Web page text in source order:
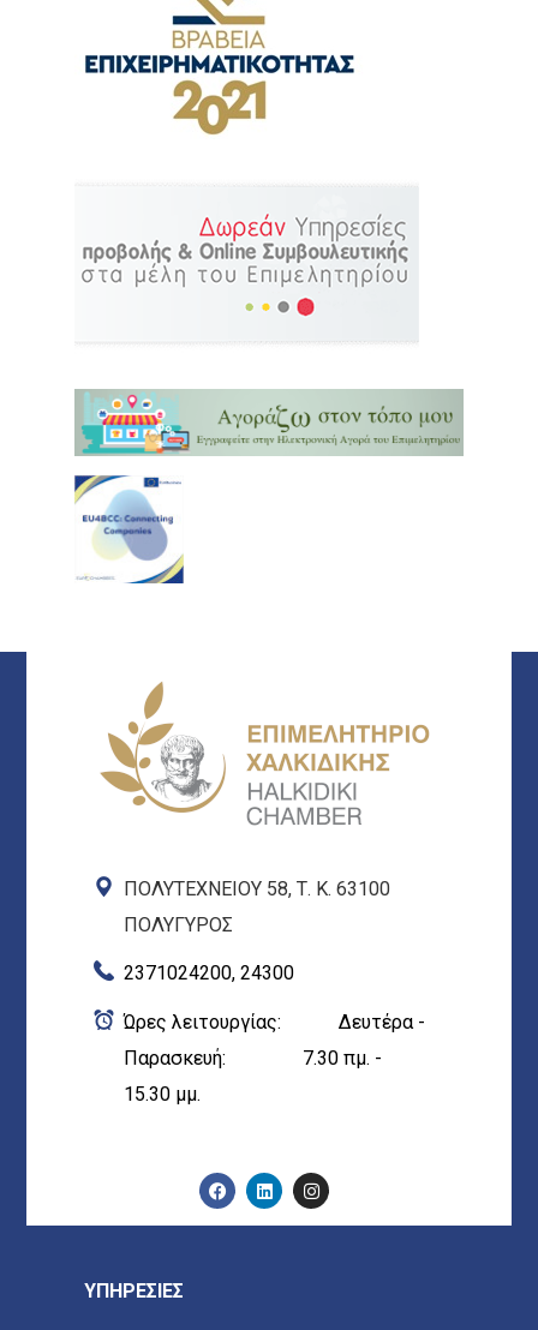
ΠΟΛΥΤΕΧΝΕΙΟΥ 58, Τ. Κ. 63100
ΠΟΛΥΓΥΡΟΣ
2371024200, 24300
Ώρες λειτουργίας: Δευτέρα -
Παρασκευή: 7.30 πμ. -
15.30 μμ.
ΥΠΗΡΕΣΙΕΣ